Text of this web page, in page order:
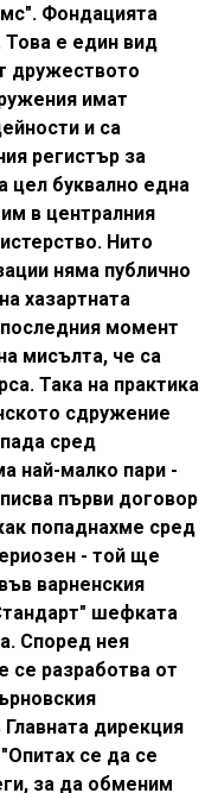
Фондацията
Това е един вид
дружеството
имат
и са
регистър за
цел буквално една
в централния
Нито
няма публично
хазартната
момент
мисълта, че са
Така на практика
сдружение
сред
най-малко пари -
първи договор
попаднахме сред
- той ще
варненския
шефката
Според нея
се разработва от
дирекция
се да се
за да обменим